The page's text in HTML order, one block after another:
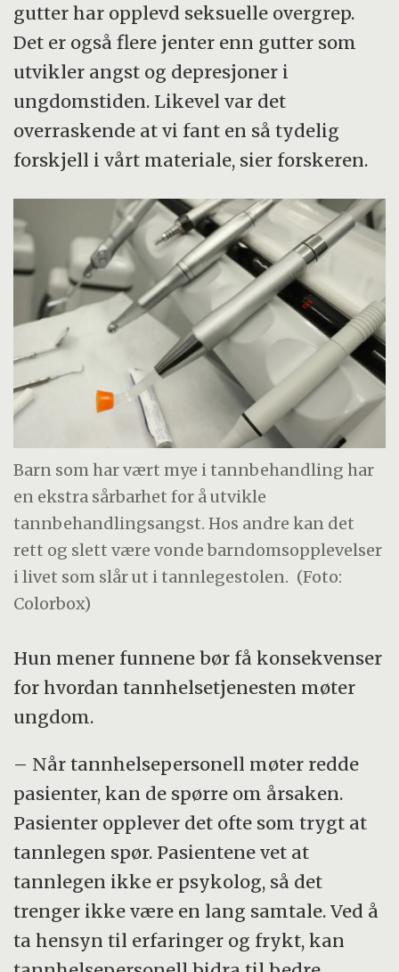
gutter har opplevd seksuelle overgrep.
Det er også flere jenter enn gutter som
utvikler angst og depresjoner i
ungdomstiden. Likevel var det
overraskende at vi fant en så tydelig
forskjell i vårt materiale, sier forskeren.
Barn som har vært mye i tannbehandling har
en ekstra sårbarhet for å utvikle
tannbehandlingsangst. Hos andre kan det
rett og slett være vonde barndomsopplevelser
i livet som slår ut i tannlegestolen. (Foto:
Colorbox)
Hun mener funnene bør få konsekvenser
for hvordan tannhelsetjenesten møter
ungdom.
– Når tannhelsepersonell møter redde
pasienter, kan de spørre om årsaken.
Pasienter opplever det ofte som trygt at
tannlegen spør. Pasientene vet at
tannlegen ikke er psykolog, så det
trenger ikke være en lang samtale. Ved å
ta hensyn til erfaringer og frykt, kan